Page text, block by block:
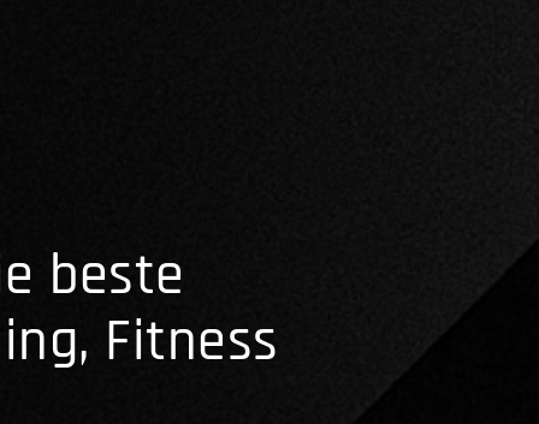
beste
Fitness